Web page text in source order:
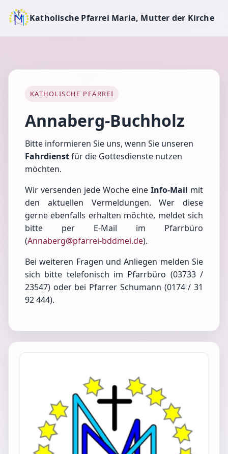
Katholische Pfarrei Maria, Mutter der Kirche
KATHOLISCHE PFARREI
Annaberg-Buchholz
Bitte informieren Sie uns, wenn Sie unseren
Fahrdienstfür die Gottesdienste nutzen
möchten.
Wir versenden jede Woche eine Info-Mail mit
den aktuellen Vermeldungen. Wer diese
gerne ebenfalls erhalten möchte, meldet sich
bitte per E-Mail im Pfarrbüro
(Annaberg@pfarrei-bddmei.de).
Bei weiteren Fragen und Anliegen melden Sie
sich bitte telefonisch im Pfarrbüro (03733 /
23547) oder bei Pfarrer Schumann (0174 / 31
92 444).